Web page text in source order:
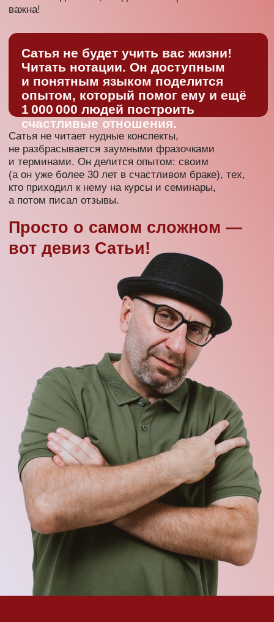
Почему
всё так
сложно?
Казалось бы, очень простые вещи: семья,
отношения. Мы ведь всю жизнь в этом варимся,
видим разный опыт, читаем умные книжки.
И считаем себя образованными людьми!
Почему же, когда дело доходит до нас, вся мудрость
куда-то улетучивается?
Вопросов много, они разные,
все жизненные и важные,
а решить их можно,посетив
семинары Сатьи в вашем
городе!
Приходите на семинар — и вы точно будете
знать ответы на вопросы:
Чего хочет женщина и как с ней построить
крепкие и счастливые отношения?
Как найти того самого достойного мужчину,
не размениваясь и не обжигаясь на всяких …
Можно ли полюбить себя, если всю жизнь
тебе рассказывали о твоей никчемности?
Как спасти жизнь от токсичных личностей,
которые табунами бегают в вашем окружении?
Как отключить режим «Я САМА!»
Почему же мужчина не желает делать
что-то для вашего счастья?
Приходите — слушаете
лекцию — получаете
пошаговую инструкцию —
Как